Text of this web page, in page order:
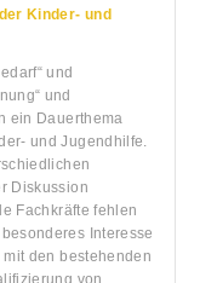
Kinder- und
und
und
ein Dauerthema
und Jugendhilfe.
Diskussion
Fachkräfte fehlen
Interesse
den bestehenden
von